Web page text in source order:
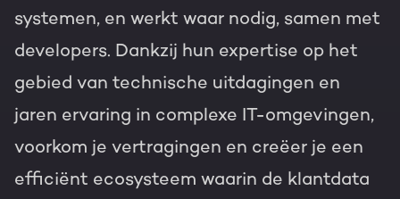
systemen, en werkt waar nodig, samen met
developers. Dankzij hun expertise op het
gebied van technische uitdagingen en
jaren ervaring in complexe IT-omgevingen,
voorkom je vertragingen en creëer je een
efficiënt ecosysteem waarin de klantdata